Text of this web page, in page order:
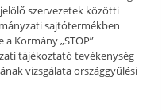
szervezetek közötti
sajtótermékben
Kormány „STOP”
tájékoztató tevékenység
vizsgálata országgyűlési